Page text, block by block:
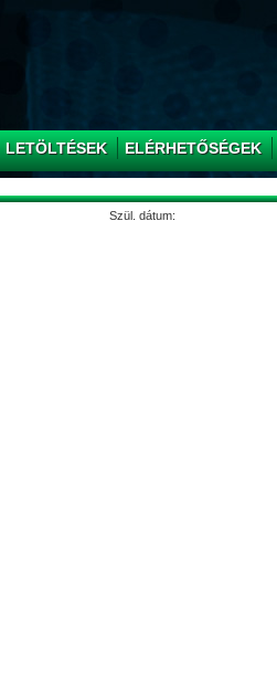
LETÖLTÉSEK ELÉRHETŐSÉGEK
Szül. dátum: